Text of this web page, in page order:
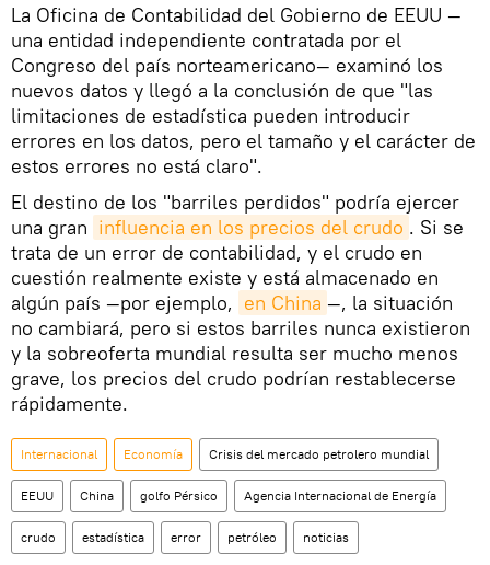
La Oficina de Contabilidad del Gobierno de EEUU —
una entidad independiente contratada por el
Congreso del país norteamericano— examinó los
nuevos datos y llegó a la conclusión de que "las
limitaciones de estadística pueden introducir
errores en los datos, pero el tamaño y el carácter de
estos errores no está claro".
El destino de los "barriles perdidos" podría ejercer
una gran influencia en los precios del crudo . Si se
trata de un error de contabilidad, y el crudo en
cuestión realmente existe y está almacenado en
algún país —por ejemplo, en China —, la situación
no cambiará, pero si estos barriles nunca existieron
y la sobreoferta mundial resulta ser mucho menos
grave, los precios del crudo podrían restablecerse
rápidamente.
Internacional Economía Crisis del mercado petrolero mundial
EEUU China golfo Pérsico Agencia Internacional de Energía
crudo estadística error petróleo noticias